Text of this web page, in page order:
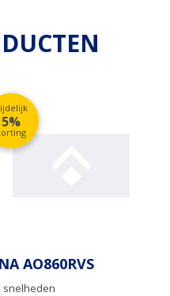
5%
AO860RVS
snelheden